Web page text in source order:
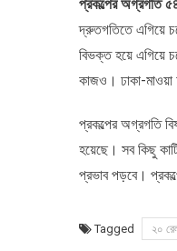
প্রকল্পের অগ্রগতি
দ্রুতগতিতে এগিয়ে
বিভক্ত হয়ে এগিয়ে
কাজও। ঢাকা-
প্রকল্পের অগ্রগতি
হয়েছে। সব কিছু
প্রভাব পড়বে।
Tagged ২০